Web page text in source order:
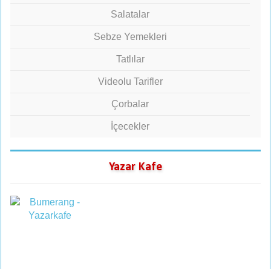
Salatalar
Sebze Yemekleri
Tatlılar
Videolu Tarifler
Çorbalar
İçecekler
Yazar Kafe